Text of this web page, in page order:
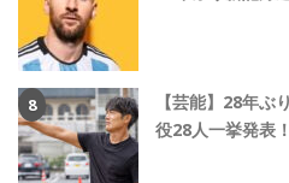
【芸能】28年ぶ
役28人一挙発表！